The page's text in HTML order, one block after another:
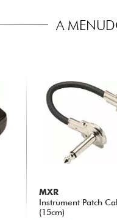
A
MXR
Instrument Patch
(15cm)